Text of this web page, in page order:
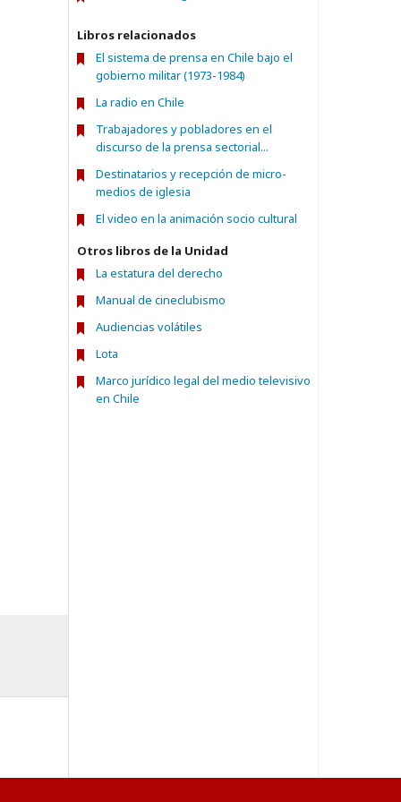
Libros relacionados
El sistema de prensa en Chile bajo el
gobierno militar (1973-1984)
La radio en Chile
Trabajadores y pobladores en el
discurso de la prensa sectorial...
Destinatarios y recepción de micro-
medios de iglesia
El video en la animación socio cultural
Otros libros de la Unidad
La estatura del derecho
Manual de cineclubismo
Audiencias volátiles
Lota
Marco jurídico legal del medio televisivo
en Chile